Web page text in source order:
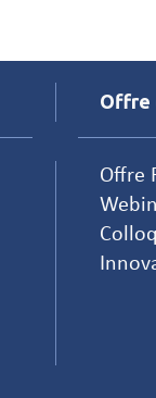
Offre
Offre